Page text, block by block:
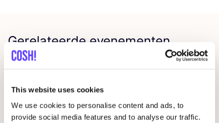
This website uses cookies
We use cookies to personalise content and ads, to
provide social media features and to analyse our traffic.
Gerelateerde evenementen